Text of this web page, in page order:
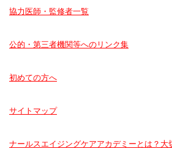
協力医師・監修者一覧
公的・第三者機関等へのリンク集
初めての方へ
サイトマップ
ナールスエイジングケアアカデミーとは？大